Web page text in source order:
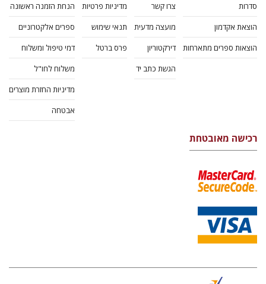
סדרות
הוצאת אקדמון
הוצאות ספרים מתארחות
צרו קשר
מועצה מדעית
דירקטוריון
הגשת כתב יד
מדיניות פרטיות
תנאי שימוש
פרס ברטל
הנחת הזמנה ראשונה
ספרים אלקטרוניים
דמי טיפול ומשלוח
משלוח לחו"ל
מדיניות החזרת מוצרים
אבטחה
רכישה מאובטחת